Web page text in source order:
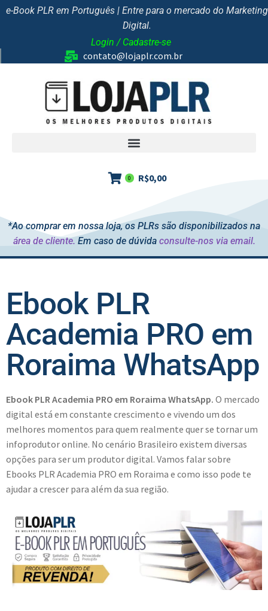
e-Book PLR em Português | Entre para o mercado do Marketing
Digital.
Login / Cadastre-se
contato@lojaplr.com.br
R$0,00
0
*Ao comprar em nossa loja, os PLRs são disponibilizados na
área de cliente. Em caso de dúvida consulte-nos via email.
Ebook PLR
Academia PRO em
Roraima WhatsApp
Ebook PLR Academia PRO em Roraima WhatsApp. O mercado
digital está em constante crescimento e vivendo um dos
melhores momentos para quem realmente quer se tornar um
infoprodutor online. No cenário Brasileiro existem diversas
opções para ser um produtor digital. Vamos falar sobre
Ebooks PLR Academia PRO em Roraima e como isso pode te
ajudar a crescer para além da sua região.